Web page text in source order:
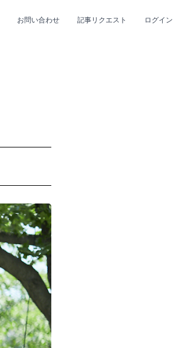
お問い合わせ 記事リクエスト ログイン